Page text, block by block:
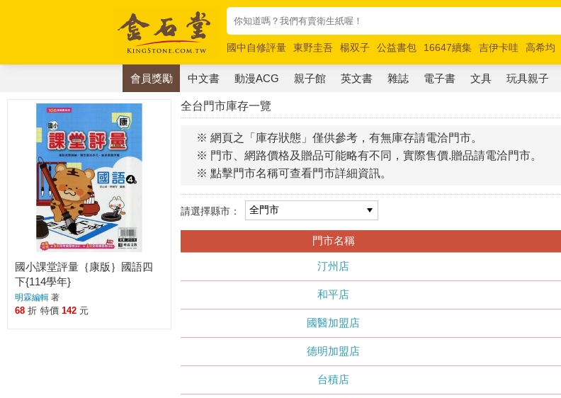
國中自修評量 東野圭吾 楊双子 公益書包 16647續集 吉伊卡哇 高希均
唯紅花綻放
奧德賽 路邊攤新作 馬斯克 玩具總動員5 超慢跑
會員獎勵 中文書 動漫ACG 親子館 英文書 雜誌 電子書 文具 玩具親子
全台門市庫存一覽
※ 網頁之「庫存狀態」僅供參考，有無庫存請電洽門市。
※ 門市、網路價格及贈品可能略有不同，實際售價.贈品請電洽門市。
※ 點擊門市名稱可查看門市詳細資訊。
請選擇縣市：
門市名稱
汀州店
和平店
國醫加盟店
德明加盟店
台積店
國小課堂評量｛康版｝國語四
下{114學年}
明霖編輯 著
68 折 特價 142 元